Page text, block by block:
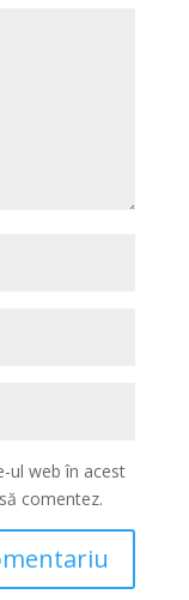
ul web în acest
comentez.